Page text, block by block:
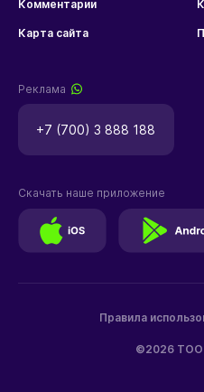
Комментарии
Карта сайта
Реклама
+7 (700) 3 888 188
©2026 ТОО
Правила
Скачать наше приложение